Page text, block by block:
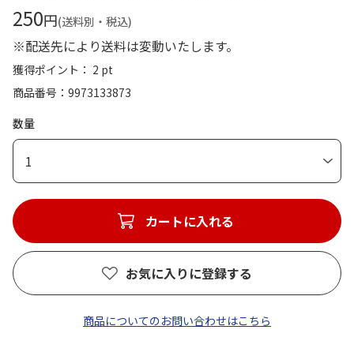
250円(送料別・税込)
※配送先により送料は変動いたします。
獲得ポイント： 2 pt
商品番号
9973133873
数量
1
カートに入れる
お気に入りに登録する
商品についてのお問い合わせはこちら